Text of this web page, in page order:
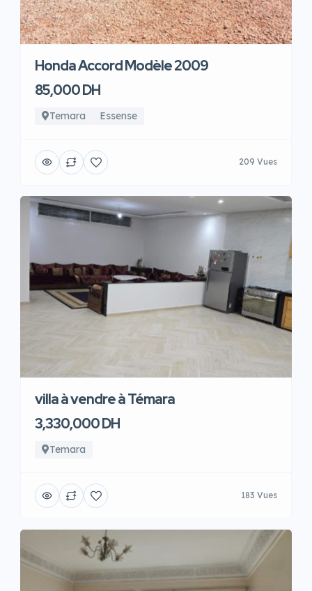
Honda Accord Modèle 2009
85,000 DH
Temara Essense
209 Vues
villa à vendre à Témara
3,330,000 DH
Temara
183 Vues